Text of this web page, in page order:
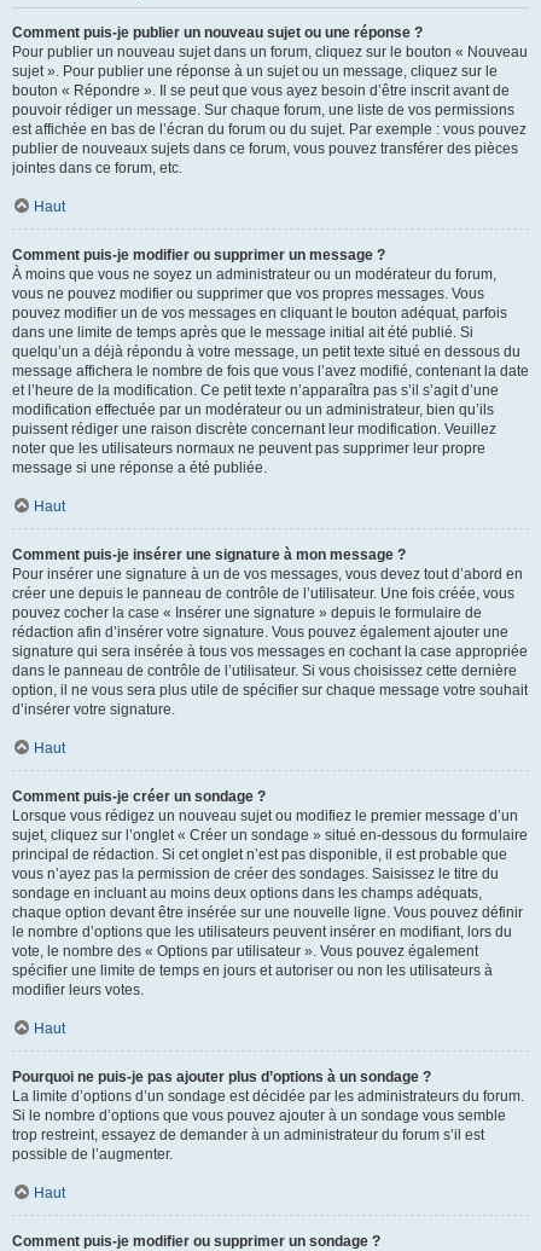
Comment puis-je publier un nouveau sujet ou une réponse ?
Pour publier un nouveau sujet dans un forum, cliquez sur le bouton « Nouveau
sujet ». Pour publier une réponse à un sujet ou un message, cliquez sur le
bouton « Répondre ». Il se peut que vous ayez besoin d’être inscrit avant de
pouvoir rédiger un message. Sur chaque forum, une liste de vos permissions
est affichée en bas de l’écran du forum ou du sujet. Par exemple : vous pouvez
publier de nouveaux sujets dans ce forum, vous pouvez transférer des pièces
jointes dans ce forum, etc.
Haut
Comment puis-je modifier ou supprimer un message ?
À moins que vous ne soyez un administrateur ou un modérateur du forum,
vous ne pouvez modifier ou supprimer que vos propres messages. Vous
pouvez modifier un de vos messages en cliquant le bouton adéquat, parfois
dans une limite de temps après que le message initial ait été publié. Si
quelqu’un a déjà répondu à votre message, un petit texte situé en dessous du
message affichera le nombre de fois que vous l’avez modifié, contenant la date
et l’heure de la modification. Ce petit texte n’apparaîtra pas s’il s’agit d’une
modification effectuée par un modérateur ou un administrateur, bien qu’ils
puissent rédiger une raison discrète concernant leur modification. Veuillez
noter que les utilisateurs normaux ne peuvent pas supprimer leur propre
message si une réponse a été publiée.
Haut
Comment puis-je insérer une signature à mon message ?
Pour insérer une signature à un de vos messages, vous devez tout d’abord en
créer une depuis le panneau de contrôle de l’utilisateur. Une fois créée, vous
pouvez cocher la case « Insérer une signature » depuis le formulaire de
rédaction afin d’insérer votre signature. Vous pouvez également ajouter une
signature qui sera insérée à tous vos messages en cochant la case appropriée
dans le panneau de contrôle de l’utilisateur. Si vous choisissez cette dernière
option, il ne vous sera plus utile de spécifier sur chaque message votre souhait
d’insérer votre signature.
Haut
Comment puis-je créer un sondage ?
Lorsque vous rédigez un nouveau sujet ou modifiez le premier message d’un
sujet, cliquez sur l’onglet « Créer un sondage » situé en-dessous du formulaire
principal de rédaction. Si cet onglet n’est pas disponible, il est probable que
vous n’ayez pas la permission de créer des sondages. Saisissez le titre du
sondage en incluant au moins deux options dans les champs adéquats,
chaque option devant être insérée sur une nouvelle ligne. Vous pouvez définir
le nombre d’options que les utilisateurs peuvent insérer en modifiant, lors du
vote, le nombre des « Options par utilisateur ». Vous pouvez également
spécifier une limite de temps en jours et autoriser ou non les utilisateurs à
modifier leurs votes.
Haut
Pourquoi ne puis-je pas ajouter plus d’options à un sondage ?
La limite d’options d’un sondage est décidée par les administrateurs du forum.
Si le nombre d’options que vous pouvez ajouter à un sondage vous semble
trop restreint, essayez de demander à un administrateur du forum s’il est
possible de l’augmenter.
Haut
Comment puis-je modifier ou supprimer un sondage ?